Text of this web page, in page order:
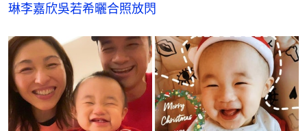
琳李嘉欣吳若希曬合照放閃